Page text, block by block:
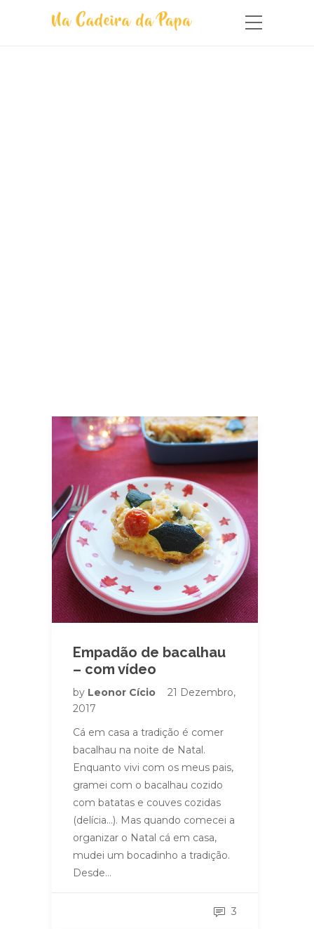
Empadão de bacalhau
– com vídeo
by Leonor Cício
21 Dezembro,
2017
Cá em casa a tradição é comer
bacalhau na noite de Natal.
Enquanto vivi com os meus pais,
gramei com o bacalhau cozido
com batatas e couves cozidas
(delícia…). Mas quando comecei a
organizar o Natal cá em casa,
mudei um bocadinho a tradição.
Desde…
3